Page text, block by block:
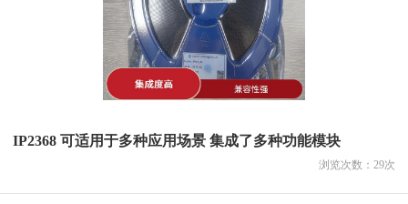
IP2368 可适用于多种应用场景 集成了多种功能模块
浏览次数： 29次